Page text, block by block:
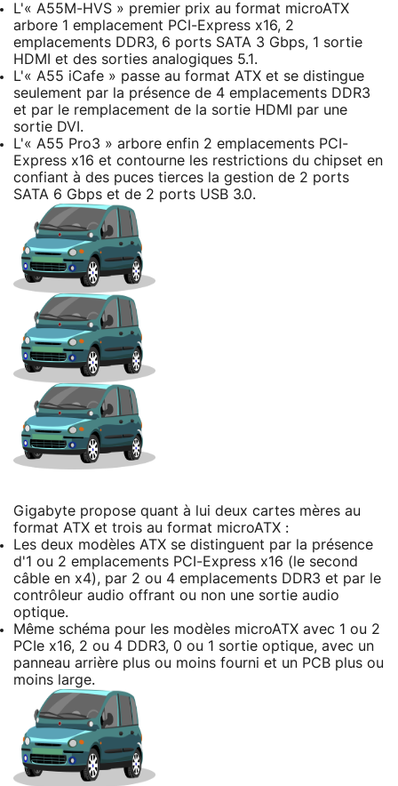
L'« A55M-HVS » premier prix au format microATX
arbore 1 emplacement PCI-Express x16, 2
emplacements DDR3, 6 ports SATA 3 Gbps, 1 sortie
HDMI et des sorties analogiques 5.1.
L'« A55 iCafe » passe au format ATX et se distingue
seulement par la présence de 4 emplacements DDR3
et par le remplacement de la sortie HDMI par une
sortie DVI.
L'« A55 Pro3 » arbore enfin 2 emplacements PCI-
Express x16 et contourne les restrictions du chipset en
confiant à des puces tierces la gestion de 2 ports
SATA 6 Gbps et de 2 ports USB 3.0.
Gigabyte propose quant à lui deux cartes mères au
format ATX et trois au format microATX :
Les deux modèles ATX se distinguent par la présence
d'1 ou 2 emplacements PCI-Express x16 (le second
câble en x4), par 2 ou 4 emplacements DDR3 et par le
contrôleur audio offrant ou non une sortie audio
optique.
Même schéma pour les modèles microATX avec 1 ou 2
PCIe x16, 2 ou 4 DDR3, 0 ou 1 sortie optique, avec un
panneau arrière plus ou moins fourni et un PCB plus ou
moins large.